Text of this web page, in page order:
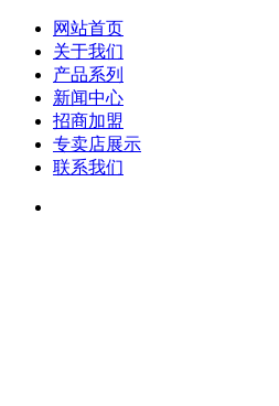
网站首页
关于我们
产品系列
新闻中心
招商加盟
专卖店展示
联系我们